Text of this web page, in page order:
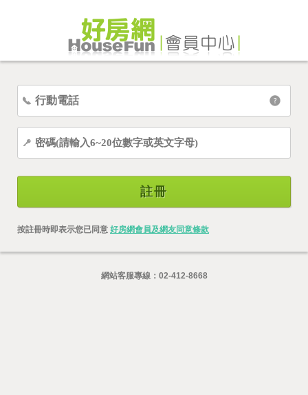
註冊
按註冊時即表示您已同意 好房網會員及網友同意條款
網站客服專線： 02-412-8668